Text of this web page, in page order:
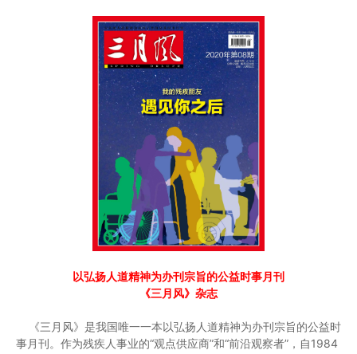
以弘扬人道精神为办刊宗旨的公益时事月刊
《三月风》杂志
《三月风》是我国唯一一本以弘扬人道精神为办刊宗旨的公益时
事月刊。作为残疾人事业的“观点供应商”和“前沿观察者”，自1984